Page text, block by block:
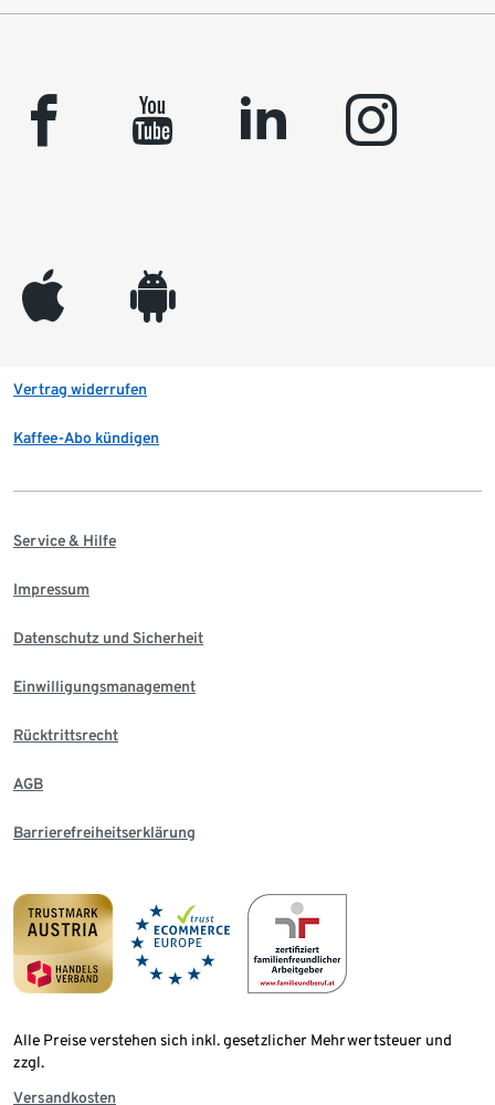
facebook youtube linkedin instagram
appleinc android
Vertrag widerrufen
Kaffee-Abo kündigen
Service & Hilfe
Impressum
Datenschutz und Sicherheit
Einwilligungsmanagement
Rücktrittsrecht
AGB
Barrierefreiheitserklärung
Alle Preise verstehen sich inkl. gesetzlicher Mehrwertsteuer und
zzgl.
Versandkosten